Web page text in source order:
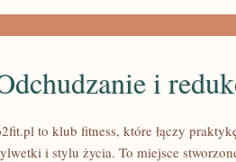
i
to klub fitness, które łączy
i stylu życia. To miejsce